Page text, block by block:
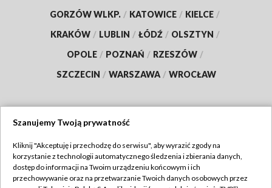
GORZÓW WLKP. / KATOWICE / KIELCE /
KRAKÓW / LUBLIN / ŁÓDŹ / OLSZTYN /
OPOLE / POZNAŃ / RZESZÓW /
SZCZECIN / WARSZAWA / WROCŁAW
TVP
Abonament TVP
Regulamin TVP
Szanujemy Twoją prywatność
Kliknij "Akceptuję i przechodzę do serwisu", aby wyrazić zgody na
korzystanie z technologii automatycznego śledzenia i zbierania danych,
dostęp do informacji na Twoim urządzeniu końcowym i ich
przechowywanie oraz na przetwarzanie Twoich danych osobowych przez